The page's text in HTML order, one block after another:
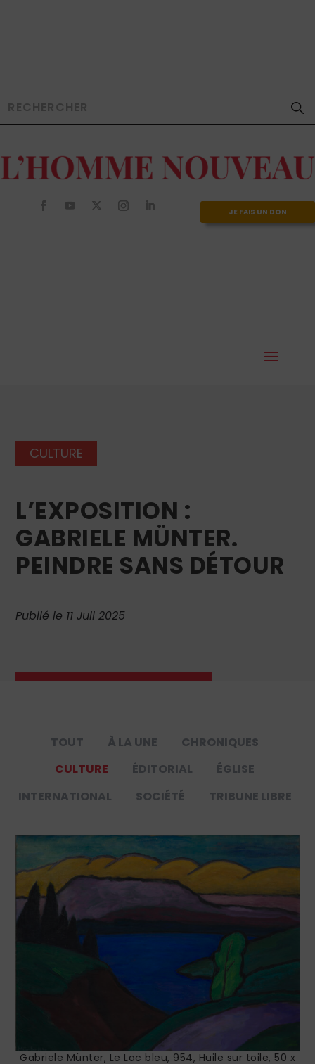
JE FAIS UN DON
CULTURE
L’EXPOSITION :
GABRIELE MÜNTER.
PEINDRE SANS DÉTOUR
Publié le 11 Juil 2025
TOUT À LA UNE
CHRONIQUES
CULTURE
ÉDITORIAL
ÉGLISE
INTERNATIONAL
SOCIÉTÉ TRIBUNE LIBRE
Gabriele Münter, Le Lac bleu, 954, Huile sur toile, 50 x